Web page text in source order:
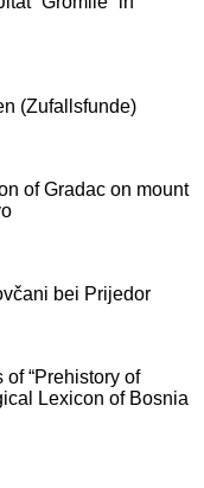
(Zufallsfunde)
of Gradac on mount
bei Prijedor
“Prehistory of
Lexicon of Bosnia